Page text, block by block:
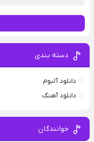
دسته بندی
دانلود آلبوم
دانلود آهنگ
خوانندگان